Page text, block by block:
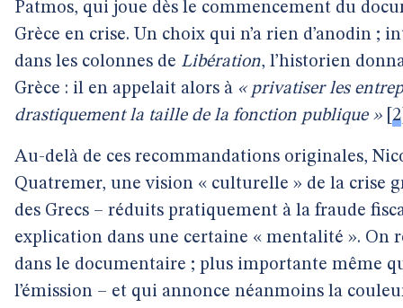
Patmos, qui joue dès le commencement du
Grèce en crise. Un choix qui n’a rien d’anodin ;
dans les colonnes de Libération, l’historien
Grèce : il en appelait alors à « privatiser les
drastiquement la taille de la fonction publique »[ 2
Au-delà de ces recommandations originales,
Quatremer, une vision « culturelle » de la crise
des Grecs – réduits pratiquement à la fraude
explication dans une certaine « mentalité ». On
dans le documentaire ; plus importante même
l’émission – et qui annonce néanmoins la